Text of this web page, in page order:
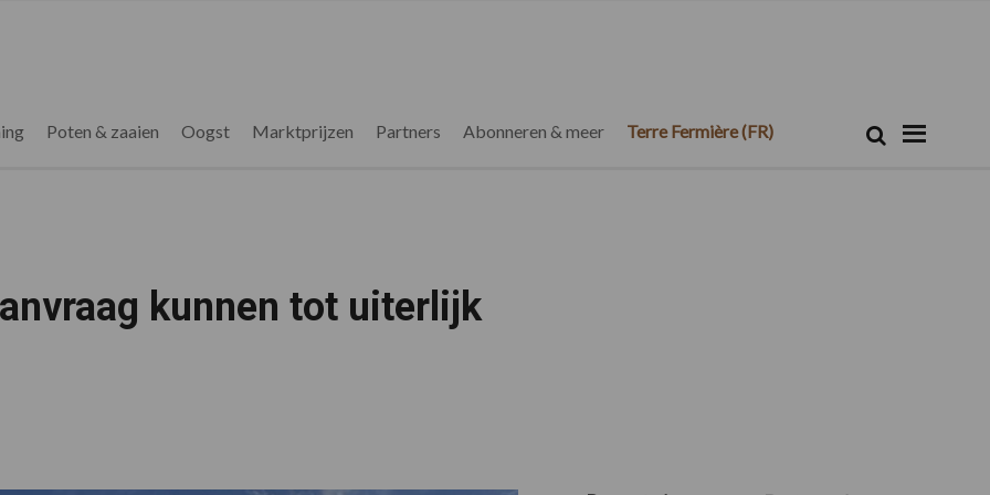
Poten & zaaien Oogst Marktprijzen Partners Abonneren & meer Terre Fermière (FR) Zoek
kunnen tot uiterlijk